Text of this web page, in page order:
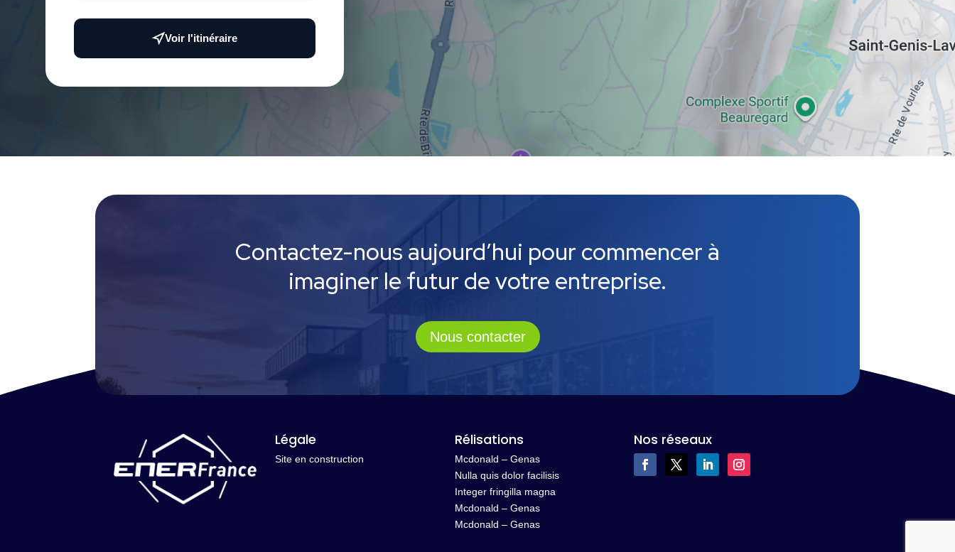
Voir l'itinéraire
Contactez-nous aujourd’hui pour commencer à
imaginer le futur de votre entreprise.
Nous contacter
Légale
Site en construction
Rélisations
Mcdonald – Genas
Nulla quis dolor facilisis
Integer fringilla magna
Mcdonald – Genas
Mcdonald – Genas
Nos réseaux